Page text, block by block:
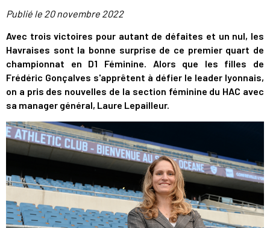
Publié le 20 novembre 2022
Avec trois victoires pour autant de défaites et un nul, les
Havraises sont la bonne surprise de ce premier quart de
championnat en D1 Féminine. Alors que les filles de
Frédéric Gonçalves s'apprêtent à défier le leader lyonnais,
on a pris des nouvelles de la section féminine du HAC avec
sa manager général, Laure Lepailleur.